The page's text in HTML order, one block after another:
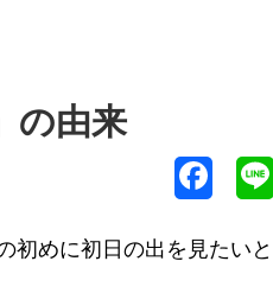
の由来
初めに初日の出を見たいと